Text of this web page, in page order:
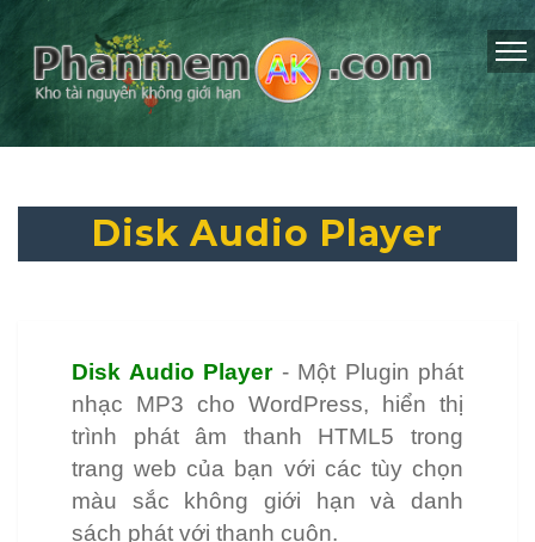
Disk Audio Player
Disk Audio Player- Một Plugin phát
nhạc MP3 cho WordPress, hiển thị
trình phát âm thanh HTML5 trong
trang web của bạn với các tùy chọn
màu sắc không giới hạn và danh
sách phát với thanh cuộn.